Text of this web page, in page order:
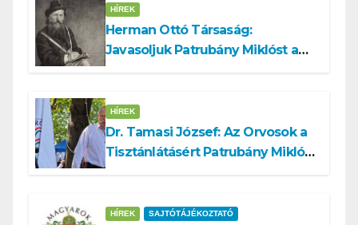
HÍREK
Herman Ottó Társaság:
Javasoljuk Patrubány Miklóst a
HÍREK
Dr. Tamasi József: Az Orvosok a
Tisztánlátásért Patrubány Miklóst
HÍREK SAJTÓTÁJÉKOZTATÓ